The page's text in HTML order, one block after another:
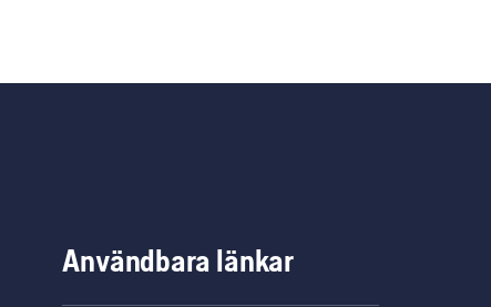
Användbara länkar